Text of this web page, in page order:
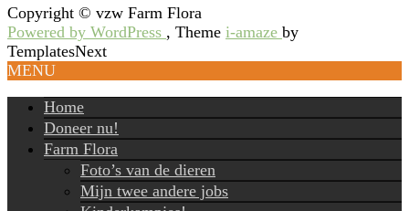
Copyright © vzw Farm Flora
Powered by WordPress , Theme i-amaze by
TemplatesNext
MENU
Home
Doneer nu!
Farm Flora
Foto’s van de dieren
Mijn twee andere jobs